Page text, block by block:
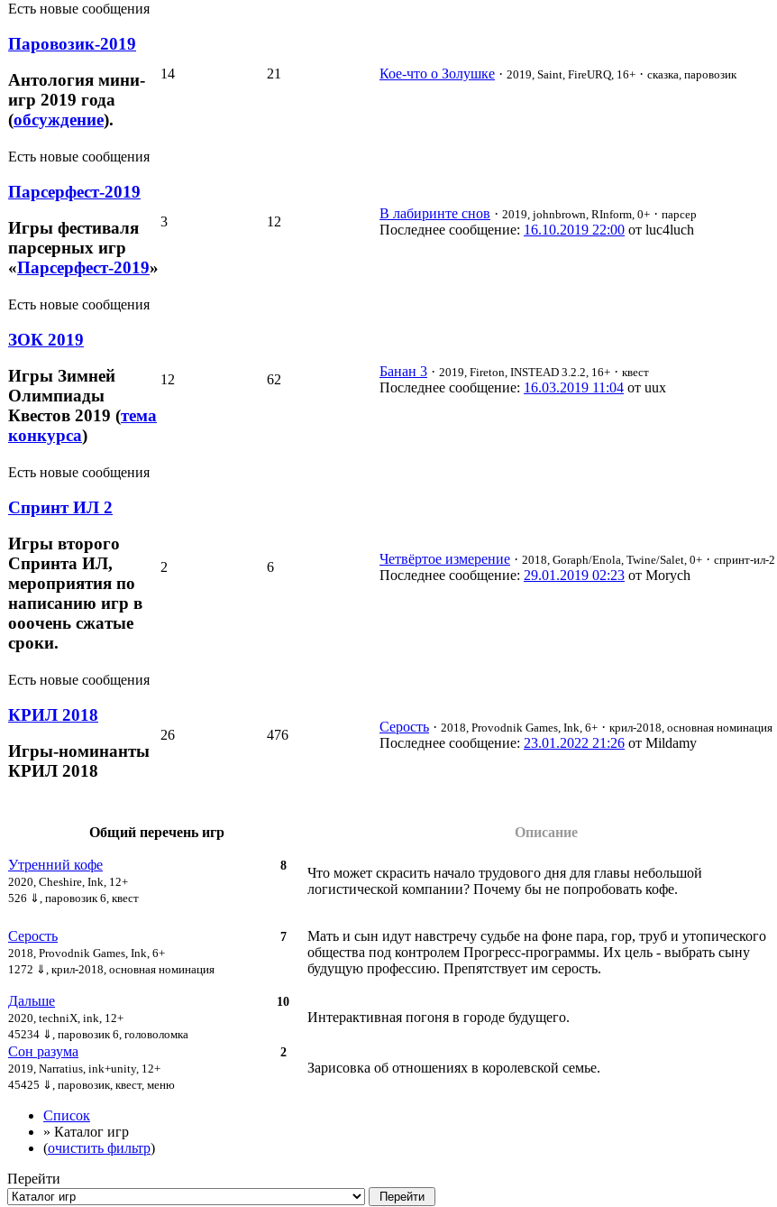
Есть новые сообщения
Паровозик-2019
Антология мини-
игр 2019 года
(обсуждение).
14 21 Кое-что о Золушке · 2019, Saint, FireURQ, 16+ · сказка, паровозик
Есть новые сообщения
Парсерфест-2019
Игры фестиваля
парсерных игр
«Парсерфест-2019»
3 12
В лабиринте снов · 2019, johnbrown, RInform, 0+ · парсер
Последнее сообщение: 16.10.2019 22:00 от luc4luch
Есть новые сообщения
ЗОК 2019
Игры Зимней
Олимпиады
Квестов 2019 (тема
конкурса)
12 62
Банан 3 · 2019, Fireton, INSTEAD 3.2.2, 16+ · квест
Последнее сообщение: 16.03.2019 11:04 от uux
Есть новые сообщения
Спринт ИЛ 2
Игры второго
Спринта ИЛ,
мероприятия по
написанию игр в
ооочень сжатые
сроки.
2 6
Четвёртое измерение · 2018, Goraph/Enola, Twine/Salet, 0+ · спринт-ил-2
Последнее сообщение: 29.01.2019 02:23 от Morych
Есть новые сообщения
КРИЛ 2018
Игры-номинанты
КРИЛ 2018
26 476
Серость · 2018, Provodnik Games, Ink, 6+ · крил-2018, основная номинация
Последнее сообщение: 23.01.2022 21:26 от Mildamy
Общий перечень игр Описание
8
Утренний кофе
2020, Cheshire, Ink, 12+
526 ⇓ , паровозик 6, квест
Что может скрасить начало трудового дня для главы небольшой
логистической компании? Почему бы не попробовать кофе.
7
Серость
2018, Provodnik Games, Ink, 6+
1272 ⇓ , крил-2018, основная номинация
Мать и сын идут навстречу судьбе на фоне пара, гор, труб и утопического
общества под контролем Прогресс-программы. Их цель - выбрать сыну
будущую профессию. Препятствует им серость.
10
Дальше
2020, techniX, ink, 12+
45234 ⇓ , паровозик 6, головоломка
Интерактивная погоня в городе будущего.
2
Сон разума
2019, Narratius, ink+unity, 12+
45425 ⇓ , паровозик, квест, меню
Зарисовка об отношениях в королевской семье.
Список
» Каталог игр
(очистить фильтр)
Перейти